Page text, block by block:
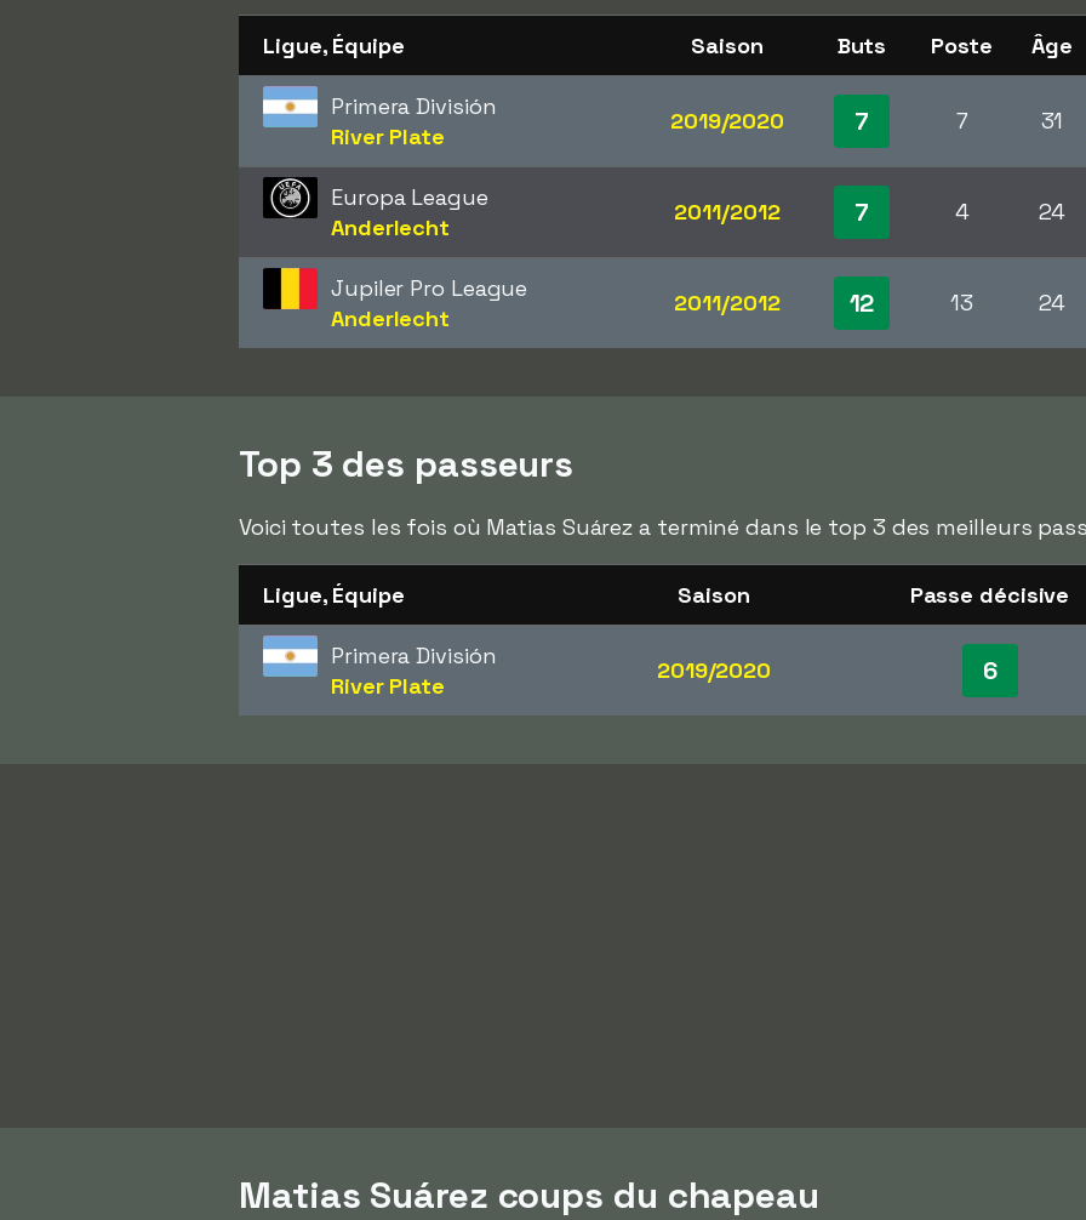
Ligue, Équipe Saison Buts Poste Âge
Primera División
River Plate
2019/2020 7 7 31
Europa League
Anderlecht
2011/2012 7 4 24
Jupiler Pro League
Anderlecht
2011/2012 12 13 24
Top 3 des passeurs
Voici toutes les fois où Matias Suárez a terminé dans le top 3 des meilleurs
Ligue, Équipe Saison Passe décisive
Primera División
River Plate
2019/2020 6
Matias Suárez coups du chapeau